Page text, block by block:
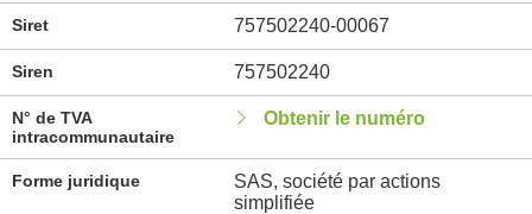
Siret 757502240-00067
Siren 757502240
N° de TVA
intracommunautaire
Obtenir le numéro
Forme juridique
SAS, société par actions
simplifiée